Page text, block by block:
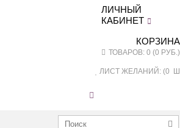
ЛИЧНЫЙ
КАБИНЕТ
КОРЗИНА
ТОВАРОВ: 0 (0 РУБ.)
ЛИСТ ЖЕЛАНИЙ: (0